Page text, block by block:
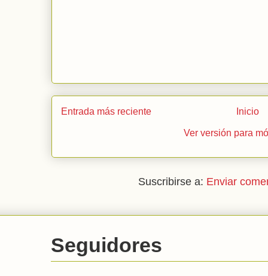
Entrada más reciente Inicio
Ver versión para
Suscribirse a: Enviar
Seguidores